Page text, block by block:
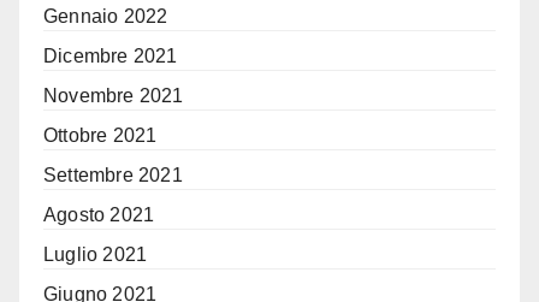
Gennaio 2022
Dicembre 2021
Novembre 2021
Ottobre 2021
Settembre 2021
Agosto 2021
Luglio 2021
Giugno 2021